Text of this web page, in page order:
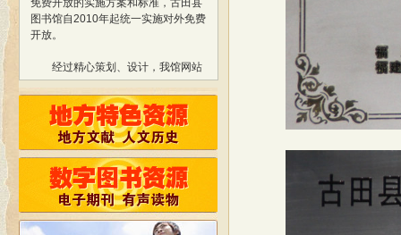
图书馆自2010年起统一实施对外免费
开放。
于2013年1月正式开通使用，标志着
段！网站内容还在不断更新和完善
中，欢迎读者朋友提出宝贵的意见或
建议，我们将会予以采纳！
按照省文化厅制定的公共图书馆
免费开放的实施方案和标准，古田县
图书馆自2010年起统一实施对外免费
开放。